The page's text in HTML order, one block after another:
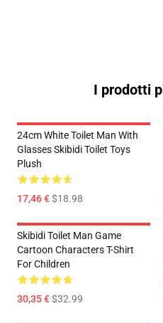
I prodotti
24cm White Toilet Man With
Glasses Skibidi Toilet Toys
Plush
17,46 €$18.98
Skibidi Toilet Man Game
Cartoon Characters T-Shirt
For Children
30,35 €$32.99